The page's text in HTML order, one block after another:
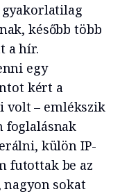
később több
a hír.
egy
kért a
volt – emlékszik
foglalásnak
külön IP-
futottak be az
nagyon sokat